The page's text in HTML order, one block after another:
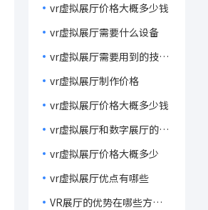
vr虚拟展厅价格大概多少钱
vr虚拟展厅需要什么设备
vr虚拟展厅需要用到的技术
vr虚拟展厅制作价格
vr虚拟展厅价格大概多少钱
vr虚拟展厅和数字展厅的区
vr虚拟展厅价格大概多少
vr虚拟展厅优点有哪些
VR展厅的优势在哪些方